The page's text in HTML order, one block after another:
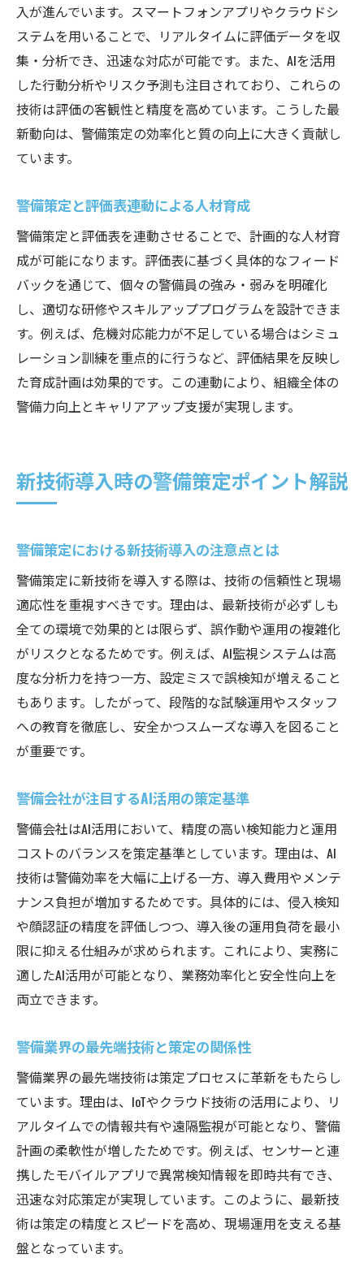
入が進んでいます。スマートフォンアプリやクラウドシ
ステムを用いることで、リアルタイムに評価データを収
集・分析でき、迅速な対応が可能です。また、AIを活用
した行動分析やリスク予測も注目されており、これらの
技術は評価の客観性と精度を高めています。こうした最
新動向は、警備策定の効率化と質の向上に大きく貢献し
ています。
警備策定と評価表連動による人材育成
警備策定と評価表を連動させることで、計画的な人材育
成が可能になります。評価表に基づく具体的なフィード
バックを通じて、個々の警備員の強み・弱みを明確化
し、適切な研修やスキルアッププログラムを設計できま
す。例えば、危機対応能力が不足している場合はシミュ
レーション訓練を重点的に行うなど、評価結果を反映し
た育成計画は効果的です。この連動により、組織全体の
警備力向上とキャリアアップ支援が実現します。
新技術導入時の警備策定ポイント解説
警備策定における新技術導入の注意点とは
警備策定に新技術を導入する際は、技術の信頼性と現場
適応性を重視すべきです。理由は、最新技術が必ずしも
全ての環境で効果的とは限らず、誤作動や運用の複雑化
がリスクとなるためです。例えば、AI監視システムは高
度な分析力を持つ一方、設定ミスで誤検知が増えること
もあります。したがって、段階的な試験運用やスタッフ
への教育を徹底し、安全かつスムーズな導入を図ること
が重要です。
警備会社が注目するAI活用の策定基準
警備会社はAI活用において、精度の高い検知能力と運用
コストのバランスを策定基準としています。理由は、AI
技術は警備効率を大幅に上げる一方、導入費用やメンテ
ナンス負担が増加するためです。具体的には、侵入検知
や顔認証の精度を評価しつつ、導入後の運用負荷を最小
限に抑える仕組みが求められます。これにより、実務に
適したAI活用が可能となり、業務効率化と安全性向上を
両立できます。
警備業界の最先端技術と策定の関係性
警備業界の最先端技術は策定プロセスに革新をもたらし
ています。理由は、IoTやクラウド技術の活用により、リ
アルタイムでの情報共有や遠隔監視が可能となり、警備
計画の柔軟性が増したためです。例えば、センサーと連
携したモバイルアプリで異常検知情報を即時共有でき、
迅速な対応策定が実現しています。このように、最新技
術は策定の精度とスピードを高め、現場運用を支える基
盤となっています。